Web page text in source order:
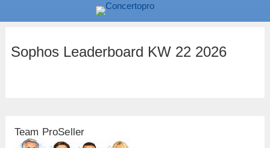
Sophos Leaderboard KW 22 2026
Team ProSeller